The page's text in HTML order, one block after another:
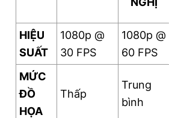
HIỆU
SUẤT
1080p @
30 FPS
1080p @
60 FPS
MỨC
ĐỒ
HỌA
Thấp
Trung
bình